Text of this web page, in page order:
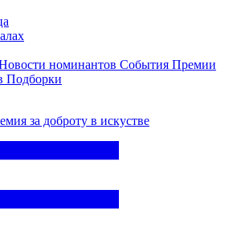
номинантов События Премии
Подборки
за доброту в искустве